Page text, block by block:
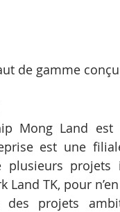
de gamme
Mong Land
est une
plusieurs projets
Land TK, pour
projets